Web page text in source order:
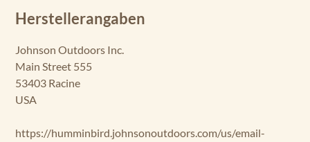
Herstellerangaben
Johnson Outdoors Inc.
Main Street 555
53403 Racine
USA
https://humminbird.johnsonoutdoors.com/us/email-